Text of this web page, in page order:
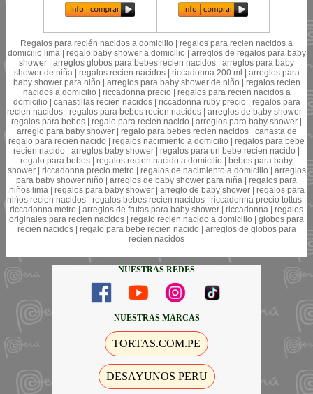
Regalos para recién nacidos a domicilio | regalos para recien nacidos a
domicilio lima | regalo baby shower a domicilio | arreglos de regalos para baby
shower | arreglos globos para bebes recien nacidos | arreglos para baby
shower de niña | regalos recien nacidos | riccadonna 200 ml | arreglos para
baby shower para niño | arreglos para baby shower de niño | regalos recien
nacidos a domicilio | riccadonna precio | regalos para recien nacidos a
domicilio | canastillas recien nacidos | riccadonna ruby precio | regalos para
recien nacidos | regalos para bebes recien nacidos | arreglos de baby shower |
regalos para bebes | regalo para recien nacido | arreglos para baby shower |
arreglo para baby shower | regalo para bebes recien nacidos | canasta de
regalo para recien nacido | regalos nacimiento a domicilio | regalos para bebe
recien nacido | arreglos baby shower | regalos para un bebe recien nacido |
regalo para bebes | regalos recien nacido a domicilio | bebes para baby
shower | riccadonna precio metro | regalos de nacimiento a domicilio | arreglos
para baby shower niño | arreglos de baby shower para niña | regalos para
niños lima | regalos para baby shower | arreglo de baby shower | regalos para
niños recien nacidos | regalos bebes recien nacidos | riccadonna precio tottus |
riccadonna metro | arreglos de frutas para baby shower | riccadonna | regalos
originales para recien nacidos | regalo recien nacido a domicilio | globos para
recien nacidos | regalo para bebe recien nacido | arreglos de globos para
recien nacidos
NUESTRAS REDES
NUESTRAS MARCAS
TORTAS.COM.PE
DESAYUNOS PERU